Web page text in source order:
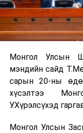
Монгол Улсын
мэндийн сайд
сарын 20-ны
хүсэлтээ
У.Хүрэлсүхэд
Монгол Улсын